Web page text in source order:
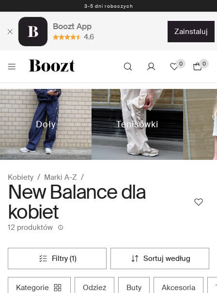
3-5 dni roboczych
Boozt App
4.6
zainstaluj
0 0
Doły Tenisówki
Kobiety Marki A-Z
New Balance dla
kobiet
12 produktów
filtry (1) sortuj według
kategorie odzież buty akcesoria